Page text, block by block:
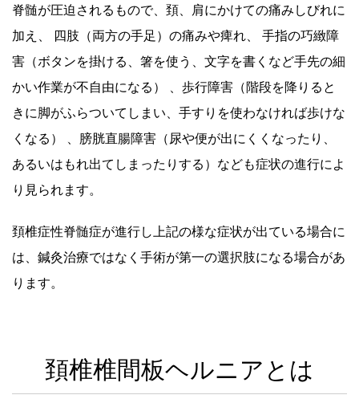
脊髄が圧迫されるもので、頚、肩にかけての痛みしびれに
加え、 四肢（両方の手足）の痛みや痺れ、 手指の巧緻障
害（ボタンを掛ける、箸を使う、文字を書くなど手先の細
かい作業が不自由になる） 、歩行障害（階段を降りると
きに脚がふらついてしまい、手すりを使わなければ歩けな
くなる） 、膀胱直腸障害（尿や便が出にくくなったり、
あるいはもれ出てしまったりする）なども症状の進行によ
り見られます。
頚椎症性脊髄症が進行し上記の様な症状が出ている場合に
は、鍼灸治療ではなく手術が第一の選択肢になる場合があ
ります。
頚椎椎間板ヘルニアとは